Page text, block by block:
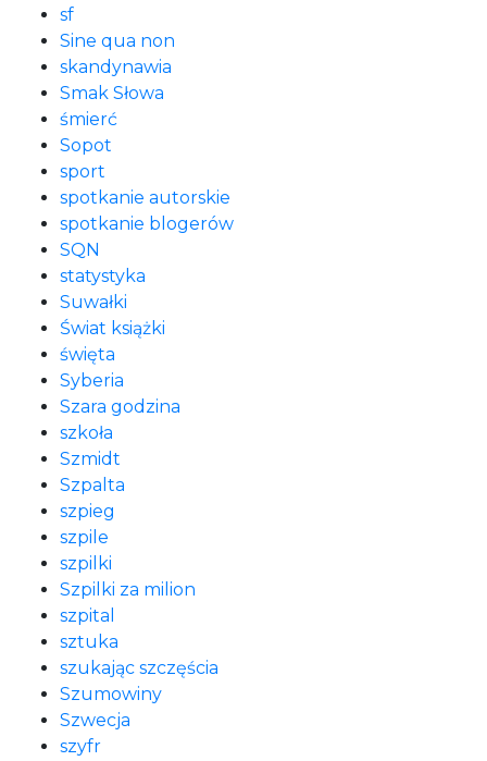
sf
Sine qua non
skandynawia
Smak Słowa
śmierć
Sopot
sport
spotkanie autorskie
spotkanie blogerów
SQN
statystyka
Suwałki
Świat książki
święta
Syberia
Szara godzina
szkoła
Szmidt
Szpalta
szpieg
szpile
szpilki
Szpilki za milion
szpital
sztuka
szukając szczęścia
Szumowiny
Szwecja
szyfr